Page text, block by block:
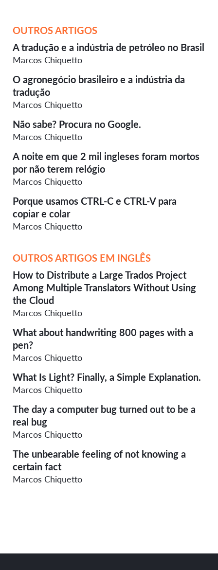
OUTROS ARTIGOS
A tradução e a indústria de petróleo no Brasil
Marcos Chiquetto
O agronegócio brasileiro e a indústria da
tradução
Marcos Chiquetto
Não sabe? Procura no Google.
Marcos Chiquetto
A noite em que 2 mil ingleses foram mortos
por não terem relógio
Marcos Chiquetto
Porque usamos CTRL-C e CTRL-V para
copiar e colar
Marcos Chiquetto
OUTROS ARTIGOS EM INGLÊS
How to Distribute a Large Trados Project
Among Multiple Translators Without Using
the Cloud
Marcos Chiquetto
What about handwriting 800 pages with a
pen?
Marcos Chiquetto
What Is Light? Finally, a Simple Explanation.
Marcos Chiquetto
The day a computer bug turned out to be a
real bug
Marcos Chiquetto
The unbearable feeling of not knowing a
certain fact
Marcos Chiquetto